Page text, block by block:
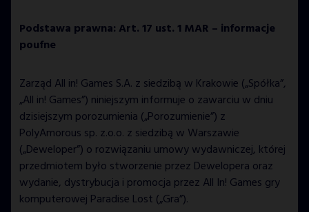
Podstawa prawna: Art. 17 ust. 1 MAR – informacje
poufne
Zarząd All in! Games S.A. z siedzibą w Krakowie („Spółka”,
„All in! Games”) niniejszym informuje o zawarciu w dniu
dzisiejszym porozumienia („Porozumienie”) z
PolyAmorous sp. z.o.o. z siedzibą w Warszawie
(„Deweloper”) o rozwiązaniu umowy wydawniczej, której
przedmiotem było stworzenie przez Dewelopera oraz
wydanie, dystrybucja i promocja przez All In! Games gry
komputerowej Paradise Lost („Gra”).